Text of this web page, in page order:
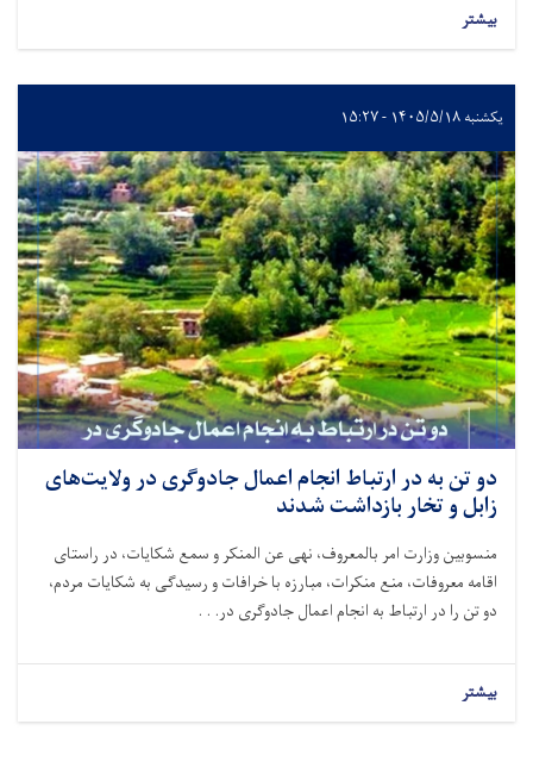
بیشتر
یکشنبه ۱۴۰۵/۵/۱۸ - ۱۵:۲۷
دو تن به در ارتباط انجام اعمال جادوگری در ولایت‌های
زابل و تخار بازداشت شدند
منسوبین وزارت امر بالمعروف، نهی عن المنکر و سمع شکایات، در راستای
اقامه معروفات، منع منکرات، مبارزه با خرافات و رسیدگی به شکایات مردم،
دو تن را در ارتباط به انجام اعمال جادوگری در. . .
بیشتر